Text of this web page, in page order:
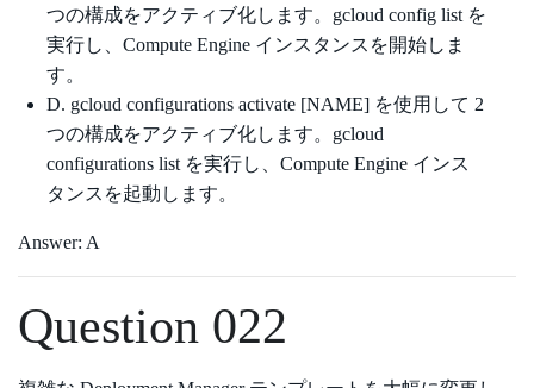
つの構成をアクティブ化します。gcloud config list を
実行し、Compute Engine インスタンスを開始しま
す。
D. gcloud configurations activate [NAME] を使用して 2
つの構成をアクティブ化します。gcloud
configurations list を実行し、Compute Engine インス
タンスを起動します。
Answer: A
Question 022